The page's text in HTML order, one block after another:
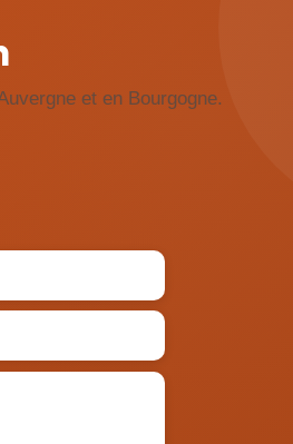
et en Bourgogne.